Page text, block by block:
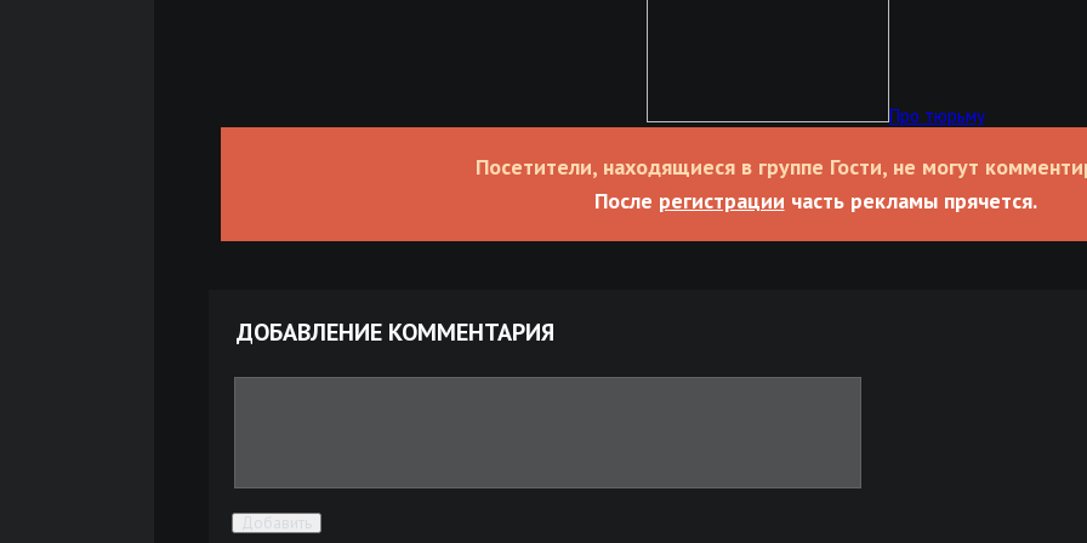
Про тюрьму
Посетители, находящиеся в группе Гости, не могут
После регистрации часть рекламы прячется.
ДОБАВЛЕНИЕ КОММЕНТАРИЯ
Добавить